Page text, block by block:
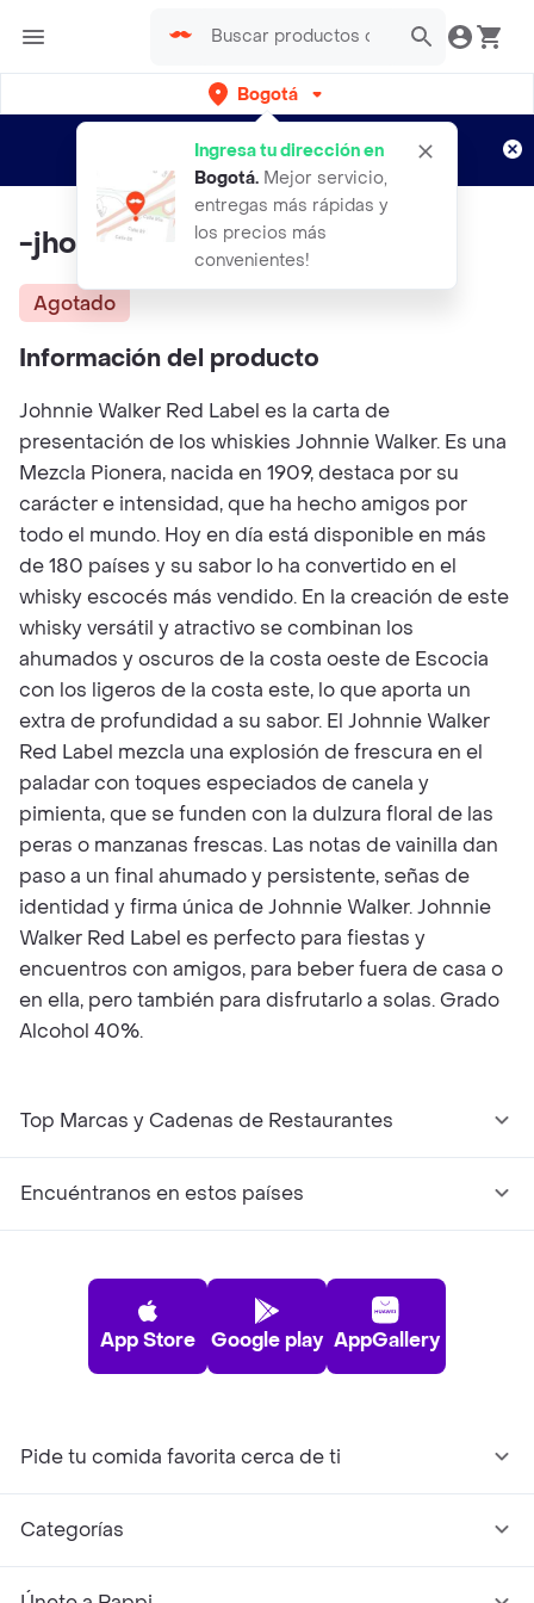
Bogotá
Ingresa tu dirección en
Bogotá. Mejor servicio,
entregas más rápidas y
los precios más
convenientes!
envíos gratis por semanas
Aplican TyC
-jhon Walker Red Label 375ml
Agotado
Información del producto
Johnnie Walker Red Label es la carta de
presentación de los whiskies Johnnie Walker. Es una
Mezcla Pionera, nacida en 1909, destaca por su
carácter e intensidad, que ha hecho amigos por
todo el mundo. Hoy en día está disponible en más
de 180 países y su sabor lo ha convertido en el
whisky escocés más vendido. En la creación de este
whisky versátil y atractivo se combinan los
ahumados y oscuros de la costa oeste de Escocia
con los ligeros de la costa este, lo que aporta un
extra de profundidad a su sabor. El Johnnie Walker
Red Label mezcla una explosión de frescura en el
paladar con toques especiados de canela y
pimienta, que se funden con la dulzura floral de las
peras o manzanas frescas. Las notas de vainilla dan
paso a un final ahumado y persistente, señas de
identidad y firma única de Johnnie Walker. Johnnie
Walker Red Label es perfecto para fiestas y
encuentros con amigos, para beber fuera de casa o
en ella, pero también para disfrutarlo a solas. Grado
Alcohol 40%.
Top Marcas y Cadenas de Restaurantes
Encuéntranos en estos países
App Store Google play AppGallery
Pide tu comida favorita cerca de ti
Categorías